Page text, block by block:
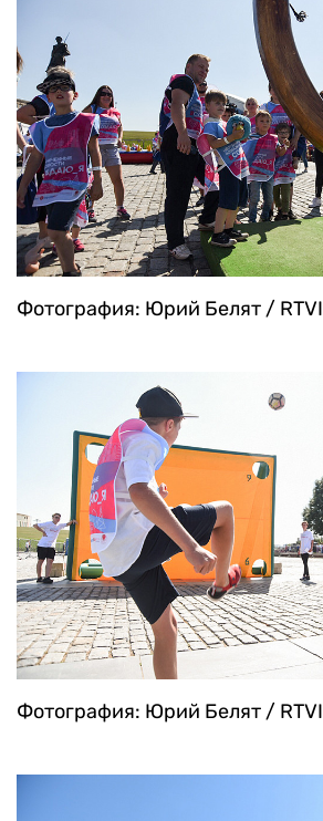
Фотография: Юрий Белят / RTVI
Фотография: Юрий Белят / RTVI